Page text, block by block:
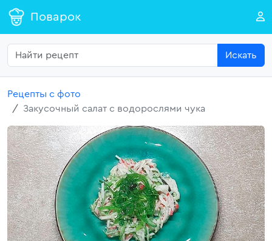
Поварок
Искать
Рецепты с фото
Закусочный салат с водорослями чука